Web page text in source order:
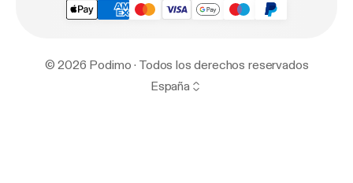
© 2026 Podimo · Todos los derechos reservados
España